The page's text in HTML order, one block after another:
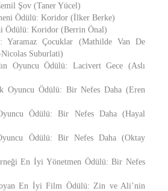
Şov (Taner Yücel)
Ödülü: Koridor (İlker Berke)
Ödülü: Koridor (Berrin Önal)
Çocuklar (Mathilde Van De
Suburlati)
Oyuncu Ödülü: Lacivert Gece (Aslı
Oyuncu Ödülü: Bir Nefes Daha (Eren
Ödülü: Bir Nefes Daha (Hayal
Ödülü: Bir Nefes Daha (Oktay
En İyi Yönetmen Ödülü: Bir Nefes
En İyi Film Ödülü: Zin ve Ali’nin